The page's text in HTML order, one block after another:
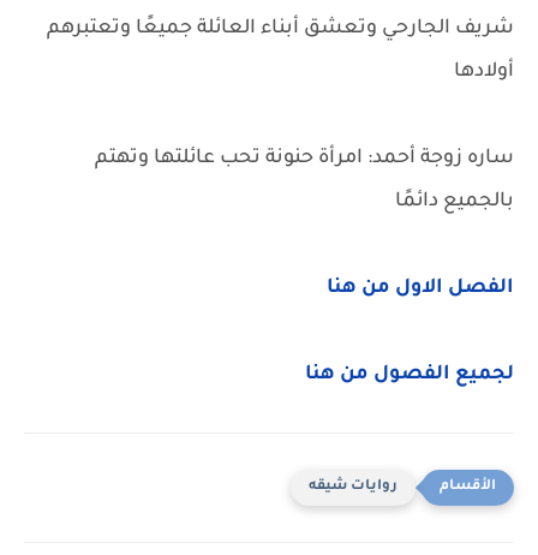
شريف الجارحي وتعشق أبناء العائلة جميعًا وتعتبرهم
أولادها
ساره زوجة أحمد: امرأة حنونة تحب عائلتها وتهتم
بالجميع دائمًا
الفصل الاول من هنا
لجميع الفصول من هنا
روايات شيقه